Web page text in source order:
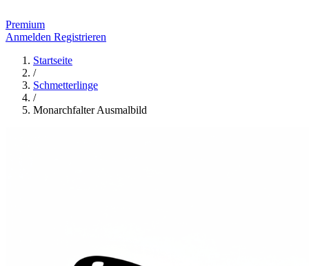
Premium
Anmelden Registrieren
Startseite
/
Schmetterlinge
/
Monarchfalter Ausmalbild